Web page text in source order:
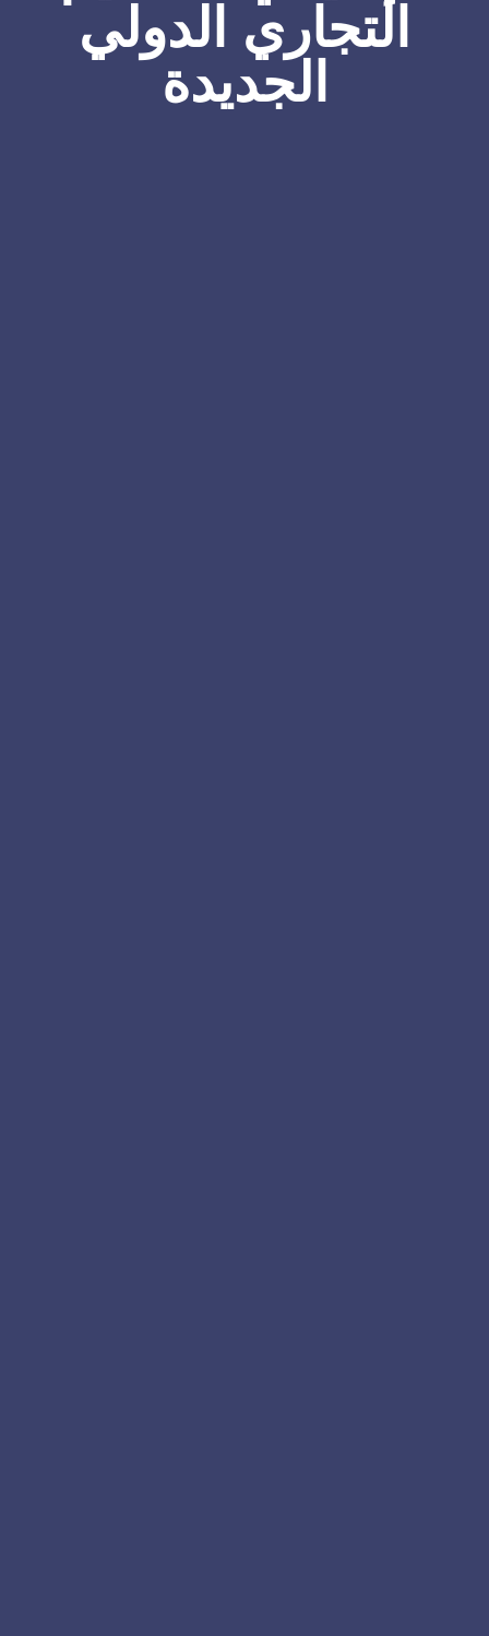
التجاري الدولي
الجديدة